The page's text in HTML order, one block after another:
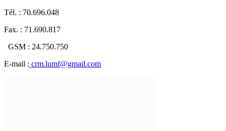
Tél. : 70.696.048
Fax. : 71.690.817
GSM : 24.750.750
E-mail : crm.lumf@gmail.com